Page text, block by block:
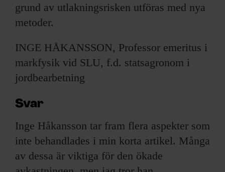
grund av utlakningsrisken utföras med nya
metoder.
INGE HÅKANSSON, Professor emeritus i
markfysik vid SLU, f.d. statsagronom i
jordbearbetning
Svar
Inge Håkansson tar fram flera aspekter som
inte behandlades i min korta artikel. Många
av dessa är viktiga för den ökade